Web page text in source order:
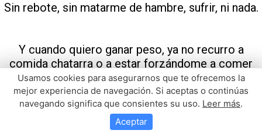
Sin rebote, sin matarme de hambre, sufrir, ni nada.
Y cuando quiero ganar peso, ya no recurro a
comida chatarra o a estar forzándome a comer
comida.
Siempre mantengo un abdomen plano, con un
"six pack", así esté en una fase de ganancia de
Usamos cookies para asegurarnos que te ofrecemos la
mejor experiencia de navegación. Si aceptas o continúas
navegando significa que consientes su uso. Leer más.
Aceptar